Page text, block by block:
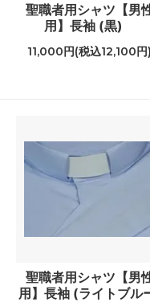
聖職者用シャツ【男
用】長袖 (黒)
11,000円(税込12,100円)
聖職者用シャツ【男
用】長袖 (ライトブル